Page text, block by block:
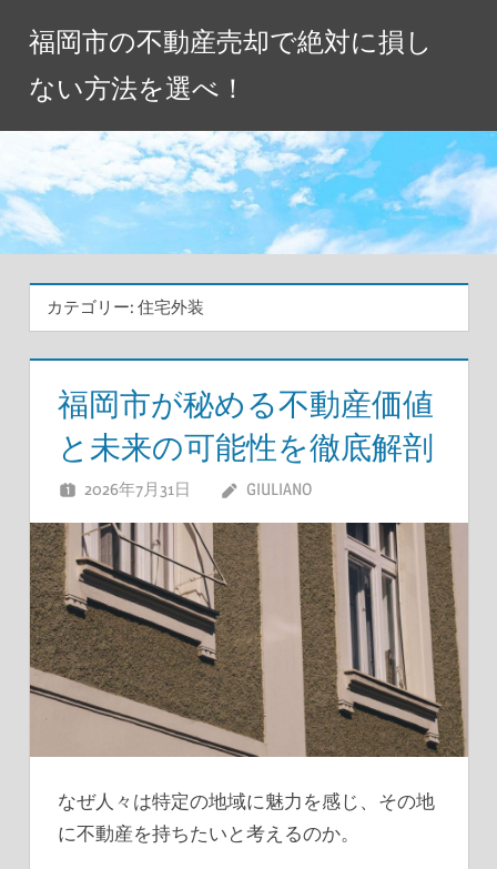
ス
キ
福岡市の不動産売却で絶対に損し
ない方法を選べ！
カテゴリー: 住宅外装
福岡市が秘める不動産価値
と未来の可能性を徹底解剖
2026年7月31日 GIULIANO
なぜ人々は特定の地域に魅力を感じ、その地
に不動産を持ちたいと考えるのか。